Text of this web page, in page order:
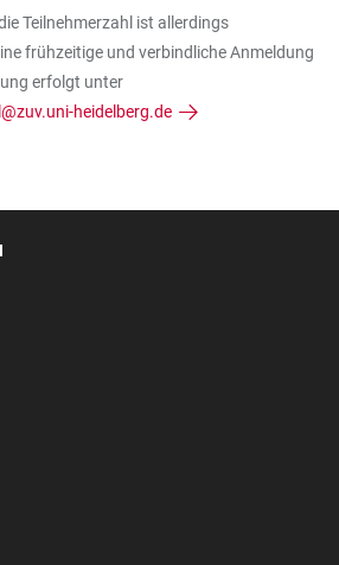
Teilnehmerzahl ist allerdings
frühzeitige und verbindliche Anmeldung
erfolgt unter
heidelberg.de